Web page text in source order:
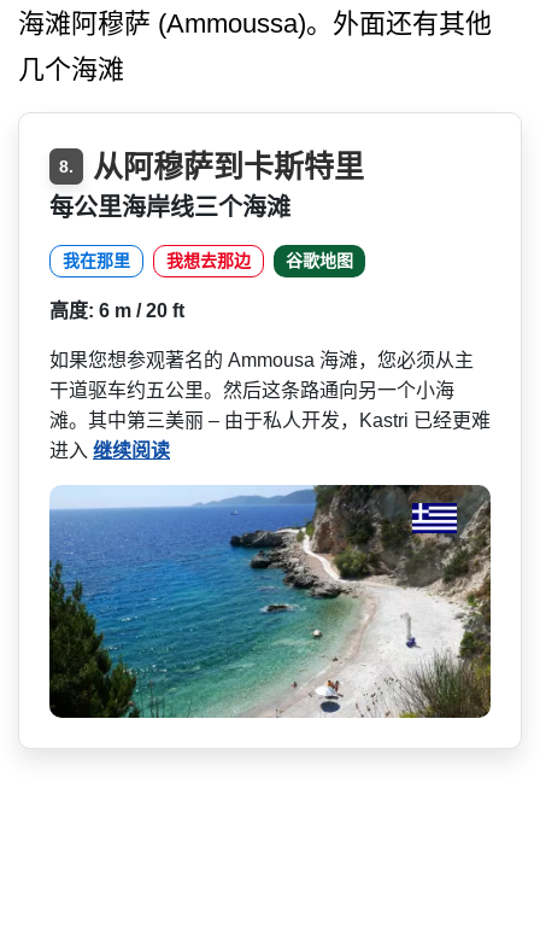
海滩阿穆萨 (Ammoussa)。外面还有其他
几­个海滩
8. 从阿穆萨到卡斯特里
每公里海岸线三个海滩
我在那里 我想去那边 谷歌地图
高度: 6 m / 20 ft
如果您想参观著名的 Ammousa 海滩，您必须从主
干道驱车约­五公里。然后这条路通向另一个小海
滩。其中第三美丽 – 由于私人开发，Kastri 已经更难
进入 继续阅读